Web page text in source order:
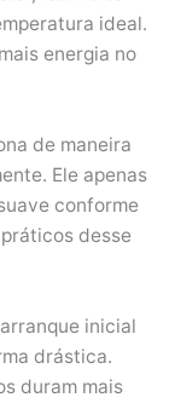
ideal.
energia no
de maneira
Ele apenas
conforme
desse
inicial
drástica.
duram mais